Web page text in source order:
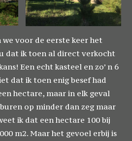
we voor de eerste keer het
dat ik toen al direct verkocht
Een echt kasteel en zo’ n 6
dat ik toen enig besef had
hectare, maar in elk geval
op minder dan zeg maar
ik dat een hectare 100 bij
m2. Maar het gevoel erbij is